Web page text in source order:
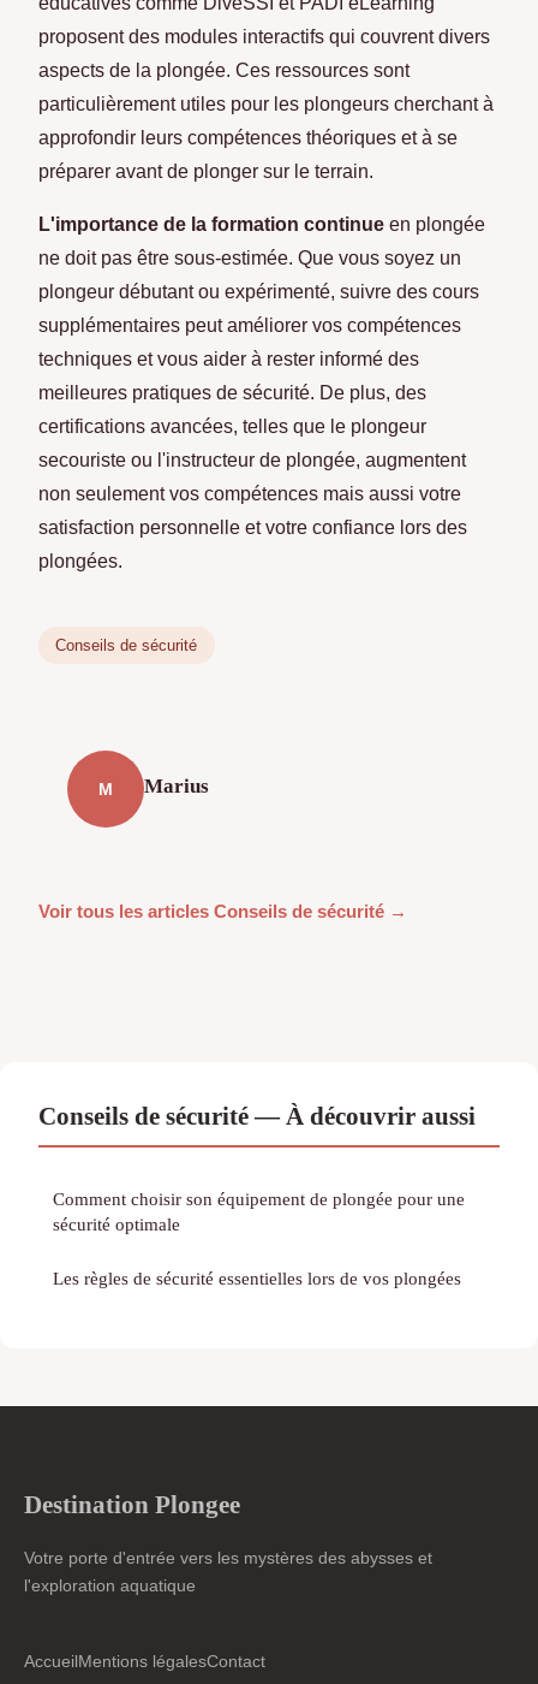
proposent des modules interactifs qui couvrent divers
aspects de la plongée. Ces ressources sont
particulièrement utiles pour les plongeurs cherchant à
approfondir leurs compétences théoriques et à se
préparer avant de plonger sur le terrain.
L'importance de la formation continue en plongée
ne doit pas être sous-estimée. Que vous soyez un
plongeur débutant ou expérimenté, suivre des cours
supplémentaires peut améliorer vos compétences
techniques et vous aider à rester informé des
meilleures pratiques de sécurité. De plus, des
certifications avancées, telles que le plongeur
secouriste ou l'instructeur de plongée, augmentent
non seulement vos compétences mais aussi votre
satisfaction personnelle et votre confiance lors des
plongées.
Conseils de sécurité
M Marius
Voir tous les articles Conseils de sécurité →
Conseils de sécurité — À découvrir aussi
Comment choisir son équipement de plongée pour une
sécurité optimale
Les règles de sécurité essentielles lors de vos plongées
Destination Plongee
Votre porte d'entrée vers les mystères des abysses et
l'exploration aquatique
AccueilMentions légalesContact